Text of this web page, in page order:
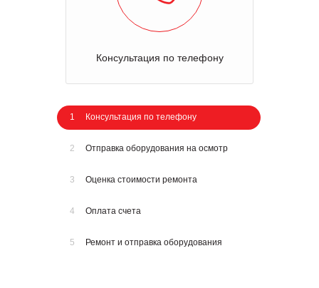
Консультация по телефону
1 Консультация по телефону
2 Отправка оборудования на осмотр
3 Оценка стоимости ремонта
4 Оплата счета
5 Ремонт и отправка оборудования